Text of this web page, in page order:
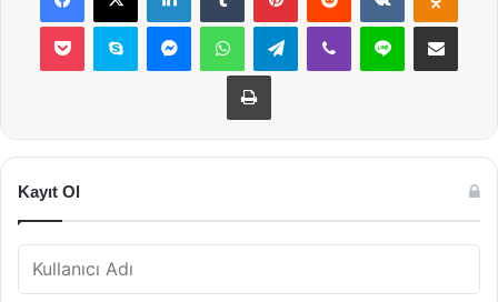
Pocket Skype MessengerWhatsAppTelegramViber Line E-Posta ile
Yazdır
Kayıt Ol